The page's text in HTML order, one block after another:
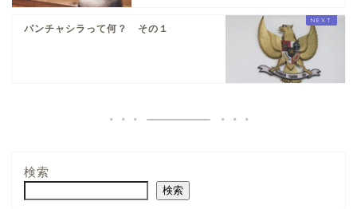
パンチャシラって何？ その１
検索
検索